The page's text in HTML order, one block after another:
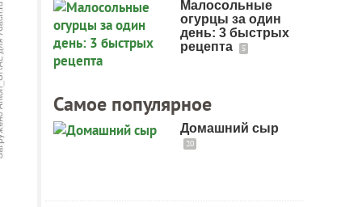
Малосольные
огурцы за один
день: 3 быстрых
рецепта
5
Самое популярное
Домашний сыр
20